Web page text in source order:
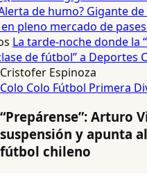
de humo? Gigante de
pleno mercado de pases
La tarde-noche donde la
de fútbol” a Deportes
Cristofer Espinoza
Colo Colo Fútbol Primera
“Prepárense”: Arturo
suspensión y apunta
fútbol chileno